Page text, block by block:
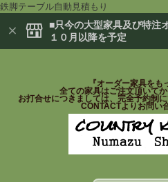
鉄脚テーブル自動見積もり
■只今の大型家具及び特注
１０月以降を予定
『オーダー家具をも
全ての家具はご注文頂いてか
お打合せにつきましては、完全予約制
CONTACTよりお問い